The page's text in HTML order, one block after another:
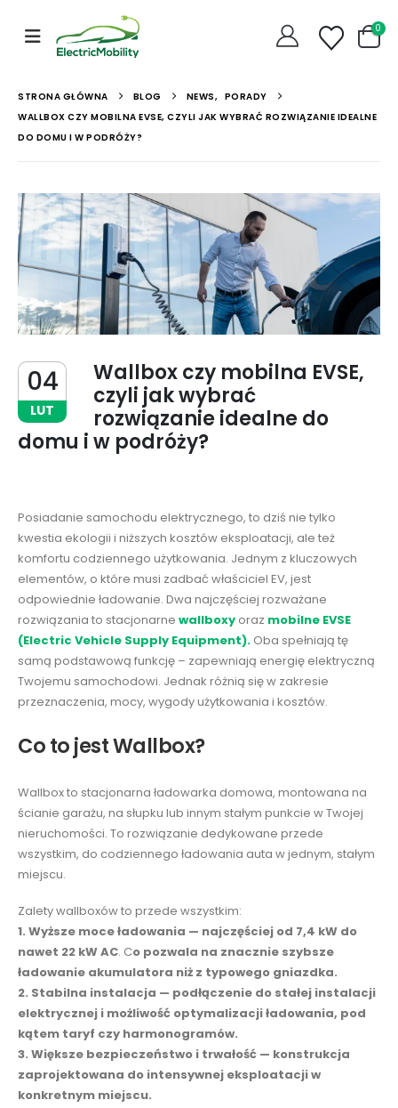
0
STRONA GŁÓWNA BLOG NEWS, PORADY
WALLBOX CZY MOBILNA EVSE, CZYLI JAK WYBRAĆ ROZWIĄZANIE IDEALNE
DO DOMU I W PODRÓŻY?
04
LUT
Wallbox czy mobilna EVSE,
czyli jak wybrać
rozwiązanie idealne do
domu i w podróży?
Posiadanie samochodu elektrycznego, to dziś nie tylko
kwestia ekologii i niższych kosztów eksploatacji, ale też
komfortu codziennego użytkowania. Jednym z kluczowych
elementów, o które musi zadbać właściciel EV, jest
odpowiednie ładowanie. Dwa najczęściej rozważane
rozwiązania to stacjonarne wallboxy oraz mobilne EVSE
(Electric Vehicle Supply Equipment). Oba spełniają tę
samą podstawową funkcję – zapewniają energię elektryczną
Twojemu samochodowi. Jednak różnią się w zakresie
przeznaczenia, mocy, wygody użytkowania i kosztów.
Co to jest Wallbox?
Wallbox to stacjonarna ładowarka domowa, montowana na
ścianie garażu, na słupku lub innym stałym punkcie w Twojej
nieruchomości. To rozwiązanie dedykowane przede
wszystkim, do codziennego ładowania auta w jednym, stałym
miejscu.
Zalety wallboxów to przede wszystkim:
1. Wyższe moce ładowania — najczęściej od 7,4 kW do
nawet 22 kW AC. Co pozwala na znacznie szybsze
ładowanie akumulatora niż z typowego gniazdka.
2. Stabilna instalacja — podłączenie do stałej instalacji
elektrycznej i możliwość optymalizacji ładowania, pod
kątem taryf czy harmonogramów.
3. Większe bezpieczeństwo i trwałość — konstrukcja
zaprojektowana do intensywnej eksploatacji w
konkretnym miejscu.